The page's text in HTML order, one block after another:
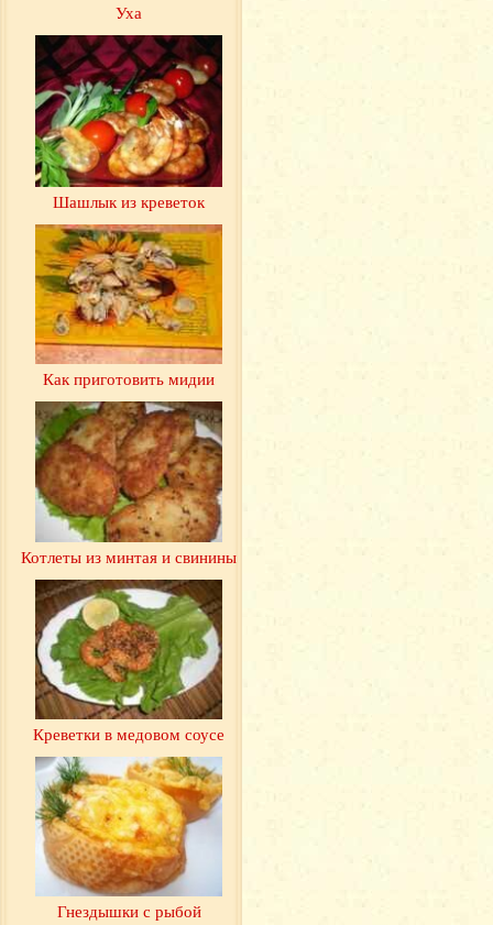
Уха
Шашлык из креветок
Как приготовить мидии
Котлеты из минтая и свинины
Креветки в медовом соусе
Гнездышки с рыбой